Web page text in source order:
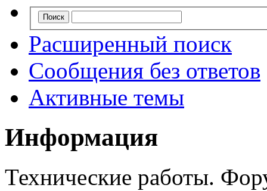
Расширенный поиск
Сообщения без ответов
Активные темы
Информация
Технические работы.